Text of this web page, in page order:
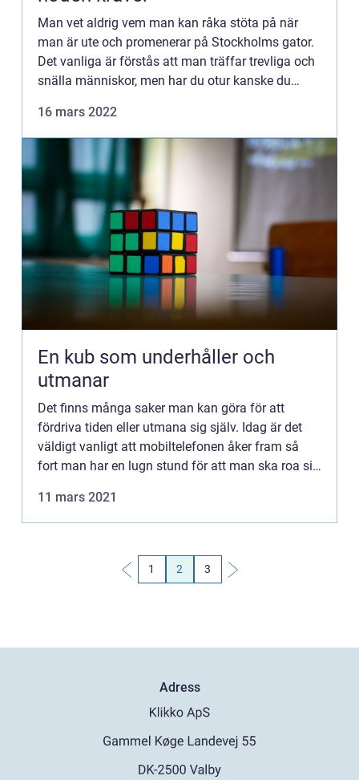
Man vet aldrig vem man kan råka stöta på när
man är ute och promenerar på Stockholms gator.
Det vanliga är förstås att man träffar trevliga och
snälla människor, men har du otur kanske du
kort stubin oc...
16 mars 2022
En kub som underhåller och
utmanar
Det finns många saker man kan göra för att
fördriva tiden eller utmana sig själv. Idag är det
väldigt vanligt att mobiltelefonen åker fram så
fort man har en lugn stund för att man ska roa sig
även kl...
11 mars 2021
1 2 3
Adress